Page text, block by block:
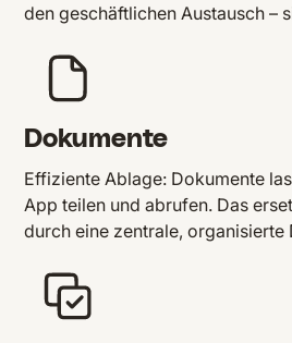
den geschäftlichen Austausch –
Dokumente
Effiziente Ablage: Dokumente
App teilen und abrufen. Das
durch eine zentrale, organisierte